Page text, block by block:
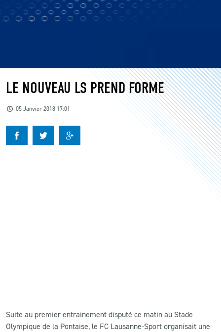
LE NOUVEAU LS PREND FORME
05 Janvier 2018 17:01
Suite au premier entrainement disputé ce matin au Stade
Olympique de la Pontaise, le FC Lausanne-Sport organisait une